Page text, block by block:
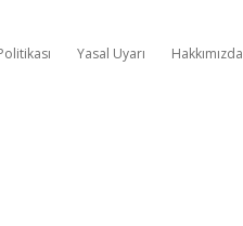
Yasal Uyarı Hakkımızda